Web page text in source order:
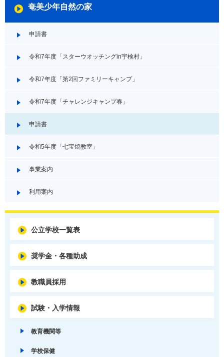
奄美少年自然の家
申請書
令和7年度「スターウオッチングin宇検村」
令和7年度「第2回ファミリーキャンプ」
令和7年度「チャレンジキャンプ春」
申請書
令和5年度「七宝焼教室」
事業案内
利用案内
公立学校一覧表
奨学金・各種助成
教職員採用
試験・入学情報
教育機関等
学校保健